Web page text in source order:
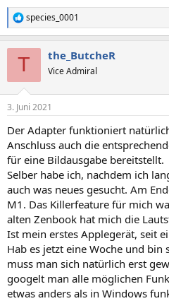
R
e
e
:
species_0001
T the_ButcheR
Vice Admiral
3. Juni 2021
Der Adapter funktioniert
Anschluss auch die
für eine Bildausgabe bereitstellt.
Selber habe ich, nachdem ich
auch was neues gesucht. Am
M1. Das Killerfeature für mich
alten Zenbook hat mich die
Ist mein erstes Applegerät, seit
Hab es jetzt eine Woche und bin
muss man sich natürlich erst
googelt man alle möglichen
etwas anders als in Windows